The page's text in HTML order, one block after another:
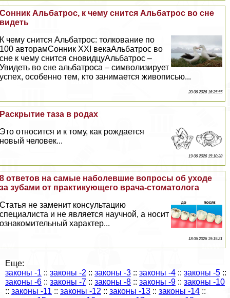
Сонник Альбатрос, к чему снится Альбатрос во сне
видеть
К чему снится Альбатрос: толкование по
100 авторамСонник XXI векаАльбатрос во
сне к чему снится сновидцуАльбатрос –
Увидеть во сне альбатроса – символизирует
успех, особенно тем, кто занимается живописью...
20 06 2026 16:35:55
Раскрытие таза в родах
Это относится и к тому, как рождается
новый человек...
19 06 2026 15:10:38
8 ответов на самые наболевшие вопросы об уходе
за зубами от пpaктикующего врача-стоматолога
Статья не заменит консультацию
специалиста и не является научной, а носит
ознакомительный хаpaктер...
18 06 2026 19:15:21
Еще:
законы -1 :: законы -2 :: законы -3 :: законы -4 :: законы -5 ::
законы -6 :: законы -7 :: законы -8 :: законы -9 :: законы -10
:: законы -11 :: законы -12 :: законы -13 :: законы -14 ::